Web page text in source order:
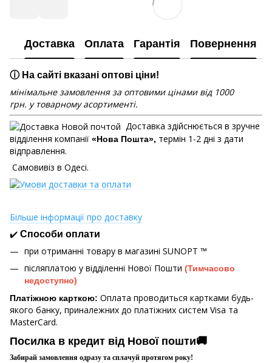
Доставка Оплата Гарантія Повернення
ⓘ На сайті вказані оптові ціни!
мінімальне замовлення за оптовими цінами від 1000
грн. у товарному асортименті.
Доставка здійснюється в зручне
відділення компанії «Нова Пошта», термін 1-2 дні з дати
відправлення.
Самовивіз в Одесі.
Більше інформації про доставку
✔️ Способи оплати
при отриманні товару в магазині SUNOPT ™
післяплатою у відділенні Нової Пошти (Тимчасово
недоступно)
Платіжною карткою: Оплата проводиться картками будь-
якого банку, приналежних до платіжних систем Visa та
MasterCard.
Посилка в кредит від Нової пошти🚚
Забирай замовлення одразу та сплачуй протягом року!